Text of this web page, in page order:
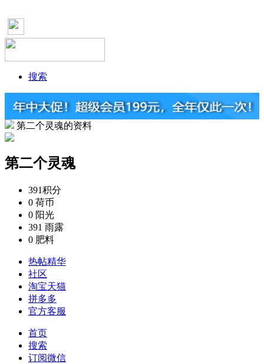
搜索
第二个灵魂的资料
第二个灵魂
391积分
0 荷币
0 阳光
391 雨露
0 肥料
热帖精华
社区
淘宝天猫
拼多多
官方客服
首页
搜索
订阅微信